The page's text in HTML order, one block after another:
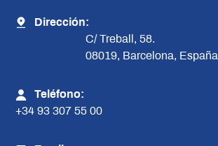
Dirección:
C/ Treball, 58.
08019, Barcelona, España
Teléfono:
+34 93 307 55 00